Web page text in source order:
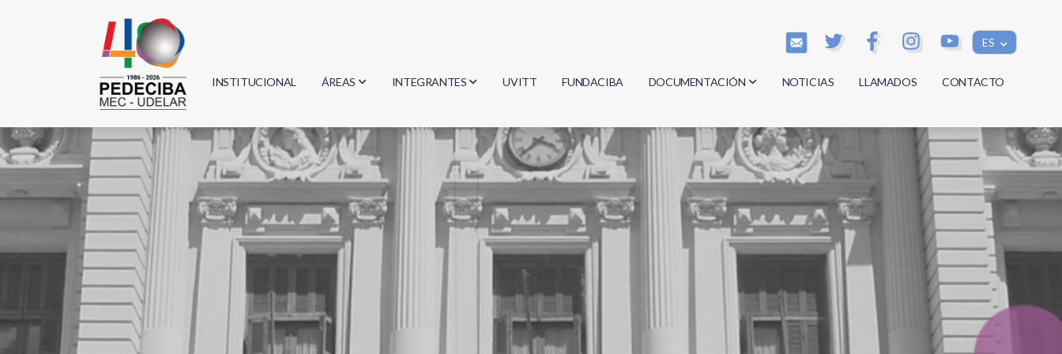
ES
INSTITUCIONAL ÁREAS
Biología
Física
Geociencias
Informática
Matemática
INTEGRANTES
Investigadores
Estudiantes
Egresados
UVITT FUNDACIBA DOCUMENTACIÓN
Actas
Reglamentos
Documentos
NOTICIAS LLAMADOS CONTACTO